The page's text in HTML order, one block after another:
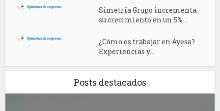
Simetría Grupo incrementa
su crecimiento en un 5%...
¿Cómo es trabajar en Ayesa?
Experiencias y...
Posts destacados